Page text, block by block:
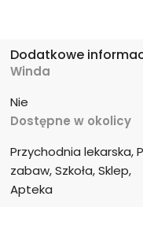
Dodatkowe
Winda
Nie
Dostępne w okolicy
Przychodnia lekarska,
zabaw, Szkoła, Sklep,
Apteka